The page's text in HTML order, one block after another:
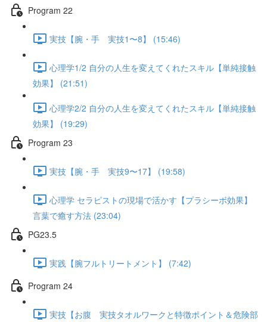
Program 22
実技【腕・手 実技1〜8】 (15:46)
心理学1/2 自分の人生を変えてくれたスキル【単純接触
効果】 (21:51)
心理学2/2 自分の人生を変えてくれたスキル【単純接触
効果】 (19:29)
Program 23
実技【腕・手 実技9〜17】 (19:58)
心理学 セラピストの現場で活かす【プラシーボ効果】
言葉で癒す方法 (23:04)
PG23.5
実践【腕フルトリートメント】 (7:42)
Program 24
実技【お腹 実技タオルワークと特徴ポイント＆危険部